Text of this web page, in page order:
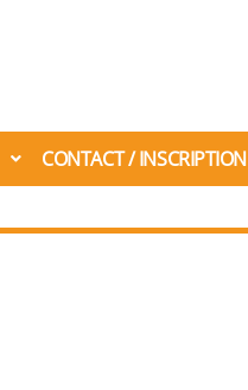
CONTACT / INSCRIPTION